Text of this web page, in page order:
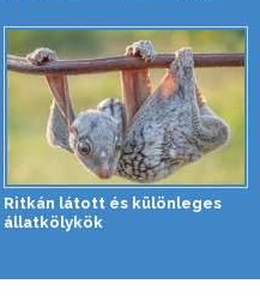
Ritkán látott és különleges
állatkölykök